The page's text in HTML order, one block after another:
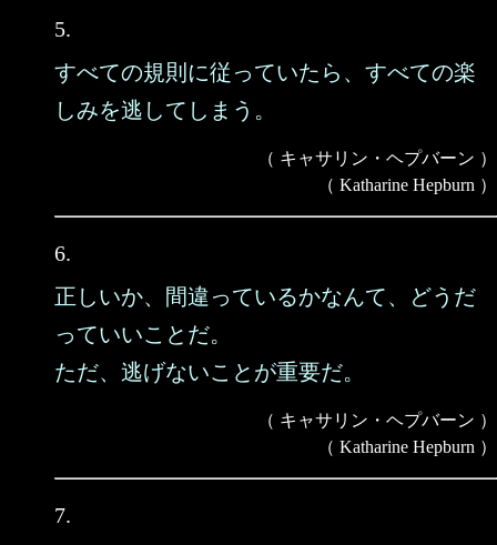
5.
すべての規則に従っていたら、すべての楽
しみを逃してしまう。
（ キャサリン・ヘプバーン ）
（ Katharine Hepburn ）
6.
正しいか、間違っているかなんて、どうだ
っていいことだ。
ただ、逃げないことが重要だ。
（ キャサリン・ヘプバーン ）
（ Katharine Hepburn ）
7.